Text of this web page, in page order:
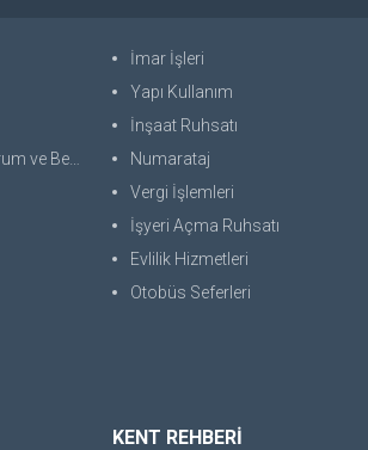
Raporu
İmar İşleri
Yapı Kullanım
İnşaat Ruhsatı
Numarataj
Vergi İşlemleri
İşyeri Açma Ruhsatı
Evlilik Hizmetleri
Otobüs Seferleri
KENT REHBERİ